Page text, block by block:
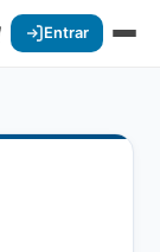
Entrar